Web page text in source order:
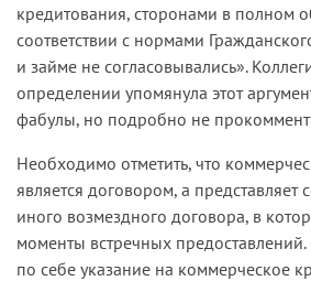
кредитования, сторонами в полном
соответствии с нормами
и займе не согласовывались».
определении упомянула этот
фабулы, но подробно не
Необходимо отметить, что
является договором, а представляет
иного возмездного договора, в
моменты встречных предоставлений.
по себе указание на коммерческое